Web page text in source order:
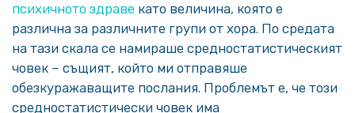
психичното здраве като величина, която е
различна за различните групи от хора. По средата
на тази скала се намираше средностатистическият
човек – същият, който ми отправяше
обезкуражаващите послания. Проблемът е, че този
средностатистически човек има